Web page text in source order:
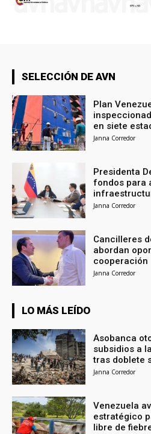
SELECCIÓN DE AVN
Plan
en siete
Janna Corredor
Presidenta
fondos para
Janna Corredor
Cancilleres
abordan
cooperación
Janna Corredor
LO MÁS LEÍDO
Asobanca
subsidios a
tras doblete
Janna Corredor
Venezuela
estratégico
libre de